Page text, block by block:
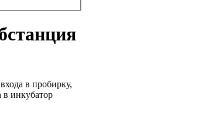
в пробирку,
в инкубатор